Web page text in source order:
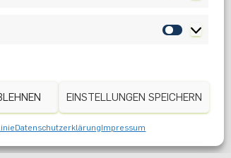
EINSTELLUNGEN SPEICHERN
DatenschutzerklärungImpressum